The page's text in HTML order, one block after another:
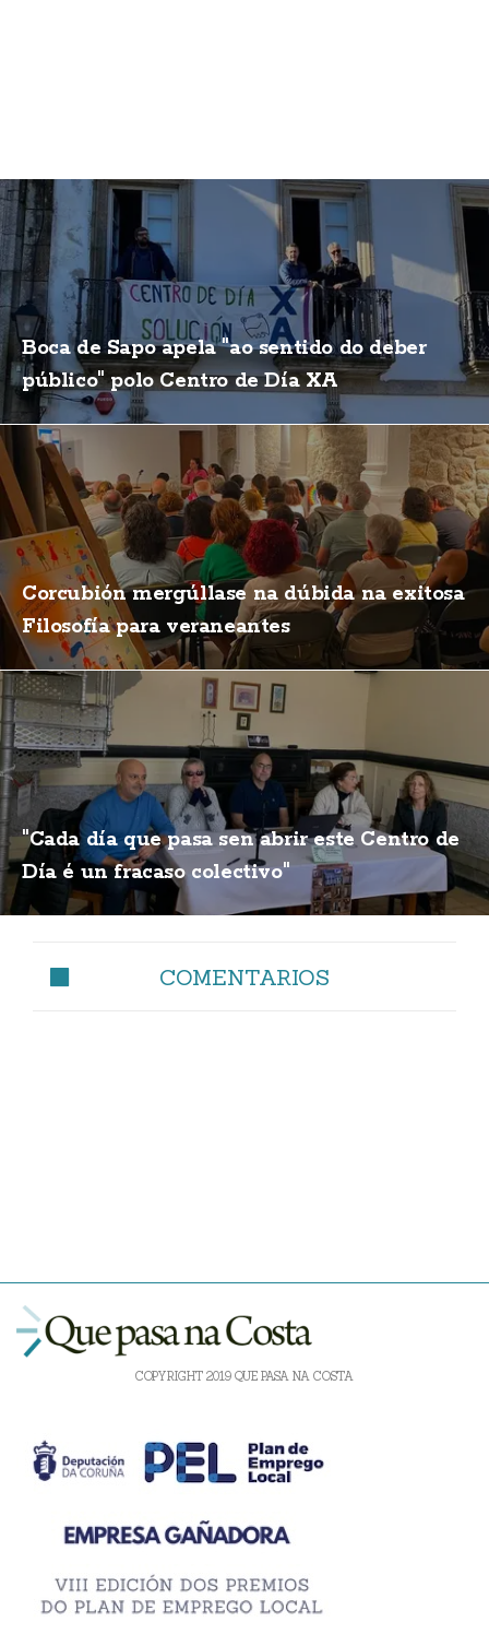
Boca de Sapo apela "ao sentido do deber
público" polo Centro de Día XA
Corcubión mergúllase na dúbida na exitosa
Filosofía para veraneantes
"Cada día que pasa sen abrir este Centro de
Día é un fracaso colectivo"
COMENTARIOS
COPYRIGHT 2019 QUE PASA NA COSTA